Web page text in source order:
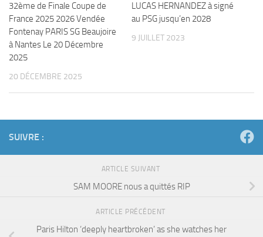
32ème de Finale Coupe de
France 2025 2026 Vendée
Fontenay PARIS SG Beaujoire
à Nantes Le 20 Décembre
2025
20 DÉCEMBRE 2025
LUCAS HERNANDEZ à signé
au PSG jusqu’en 2028
9 JUILLET 2023
SUIVRE :
ARTICLE SUIVANT
SAM MOORE nous a quittés RIP
ARTICLE PRÉCÉDENT
Paris Hilton ‘deeply heartbroken’ as she watches her